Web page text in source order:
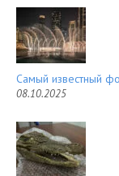
Самый известный
08.10.2025